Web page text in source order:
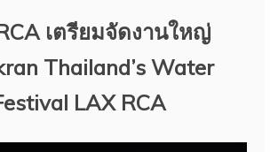
เตรียมจัดงานใหญ่
Thailand’s Water
LAX RCA